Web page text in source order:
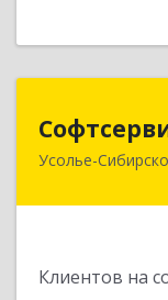
Усолье-
Клиентов на
665451,